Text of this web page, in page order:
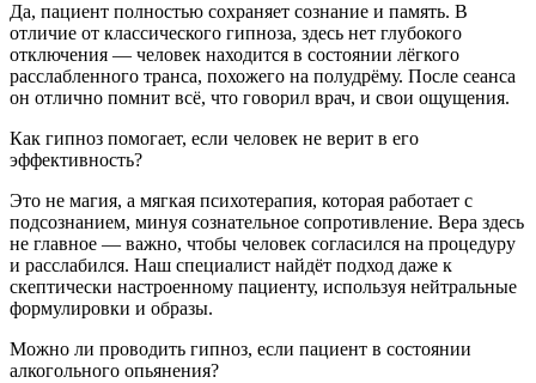
Да, пациент полностью сохраняет сознание и память. В
отличие от классического гипноза, здесь нет глубокого
отключения — человек находится в состоянии лёгкого
расслабленного транса, похожего на полудрёму. После сеанса
он отлично помнит всё, что говорил врач, и свои ощущения.
Как гипноз помогает, если человек не верит в его
эффективность?
Это не магия, а мягкая психотерапия, которая работает с
подсознанием, минуя сознательное сопротивление. Вера здесь
не главное — важно, чтобы человек согласился на процедуру
и расслабился. Наш специалист найдёт подход даже к
скептически настроенному пациенту, используя нейтральные
формулировки и образы.
Можно ли проводить гипноз, если пациент в состоянии
алкогольного опьянения?